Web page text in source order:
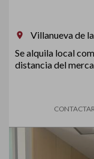
room
Villanueva de
Se alquila local
distancia del
Previous